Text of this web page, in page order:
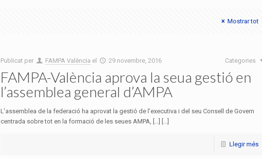
Mostrar tot
Publicat per FAMPA València el 29 novembre, 2016 Categories
FAMPA-València aprova la seua gestió en
l’assemblea general d’AMPA
L’assemblea de la federació ha aprovat la gestió de l’executiva i del seu Consell de Govern
centrada sobre tot en la formació de les seues AMPA, […] [...]
Llegir més